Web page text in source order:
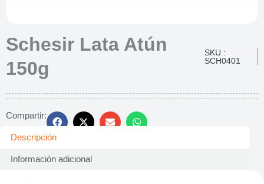
Schesir Lata Atún
150g
SKU :
SCH0401
Compartir:
Descripción
Información adicional